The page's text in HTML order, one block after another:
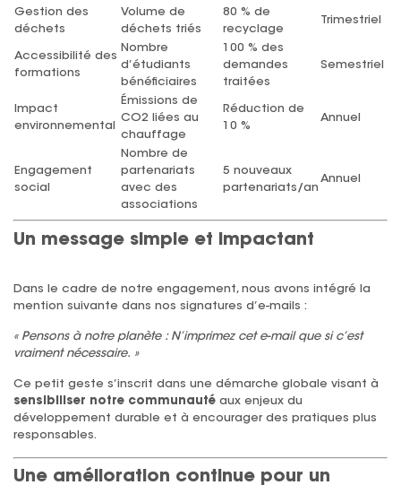
Gestion des
déchets
Volume de
déchets triés
80 % de
recyclage
Trimestriel
Accessibilité des
formations
Nombre
d’étudiants
bénéficiaires
100 % des
demandes
traitées
Semestriel
Impact
environnemental
Émissions de
CO2 liées au
chauffage
Réduction de
10 %
Annuel
Engagement
social
Nombre de
partenariats
avec des
associations
5 nouveaux
partenariats/an
Annuel
Un message simple et impactant
Dans le cadre de notre engagement, nous avons intégré la
mention suivante dans nos signatures d’e-mails :
« Pensons à notre planète : N’imprimez cet e-mail que si c’est
vraiment nécessaire. »
Ce petit geste s’inscrit dans une démarche globale visant à
sensibiliser notre communauté aux enjeux du
développement durable et à encourager des pratiques plus
responsables.
Une amélioration continue pour un